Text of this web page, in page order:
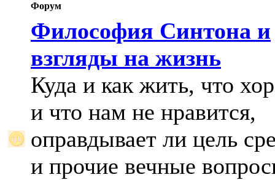
Форум
Философия Синтона и
взгляды на жизнь
Куда и как жить, что
и что нам не нравится,
оправдывает ли цель
и прочие вечные